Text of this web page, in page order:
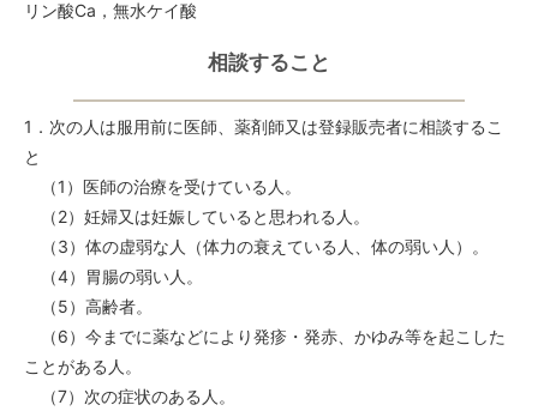
リン酸Ca，無水ケイ酸
相談すること
1．次の人は服用前に医師、薬剤師又は登録販売者に相談するこ
と
（1）医師の治療を受けている人。
（2）妊婦又は妊娠していると思われる人。
（3）体の虚弱な人（体力の衰えている人、体の弱い人）。
（4）胃腸の弱い人。
（5）高齢者。
（6）今までに薬などにより発疹・発赤、かゆみ等を起こした
ことがある人。
（7）次の症状のある人。